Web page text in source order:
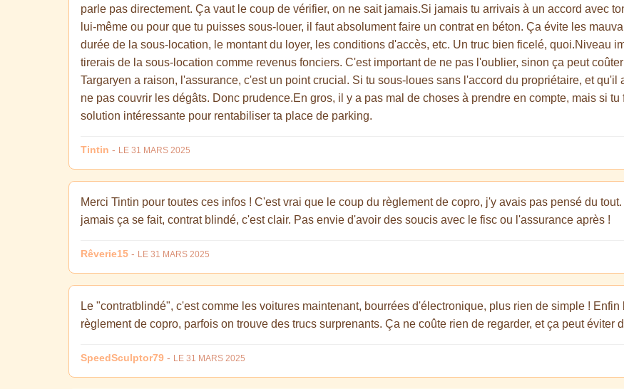
parle pas directement. Ça vaut le coup de vérifier, on ne sait jamais.Si jamais tu arrivais à un accord avec
lui-même ou pour que tu puisses sous-louer, il faut absolument faire un contrat en béton. Ça évite les
durée de la sous-location, le montant du loyer, les conditions d'accès, etc. Un truc bien ficelé, quoi.Niveau
tirerais de la sous-location comme revenus fonciers. C'est important de ne pas l'oublier, sinon ça peut
Targaryen a raison, l'assurance, c'est un point crucial. Si tu sous-loues sans l'accord du propriétaire, et
ne pas couvrir les dégâts. Donc prudence.En gros, il y a pas mal de choses à prendre en compte, mais si
solution intéressante pour rentabiliser ta place de parking.
Tintin - LE 31 MARS 2025
Merci Tintin pour toutes ces infos ! C'est vrai que le coup du règlement de copro, j'y avais pas pensé du
jamais ça se fait, contrat blindé, c'est clair. Pas envie d'avoir des soucis avec le fisc ou l'assurance après !
Rêverie15 - LE 31 MARS 2025
Le "contratblindé", c'est comme les voitures maintenant, bourrées d'électronique, plus rien de simple !
règlement de copro, parfois on trouve des trucs surprenants. Ça ne coûte rien de regarder, et ça peut éviter
SpeedSculptor79 - LE 31 MARS 2025